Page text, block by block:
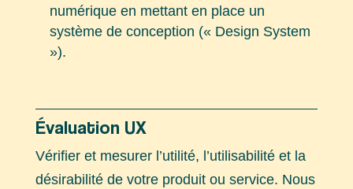
numérique en mettant en place un
système de conception (« Design System
»).
Évaluation UX
Vérifier et mesurer l’utilité, l’utilisabilité et la
désirabilité de votre produit ou service. Nous